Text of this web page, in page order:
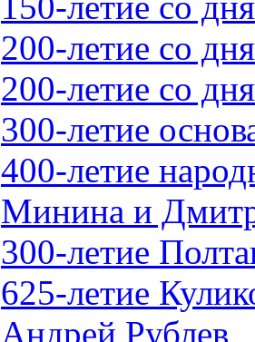
200-летие со
200-летие со
300-летие
400-летие
Минина и
300-летие
625-летие
Андрей Рублев